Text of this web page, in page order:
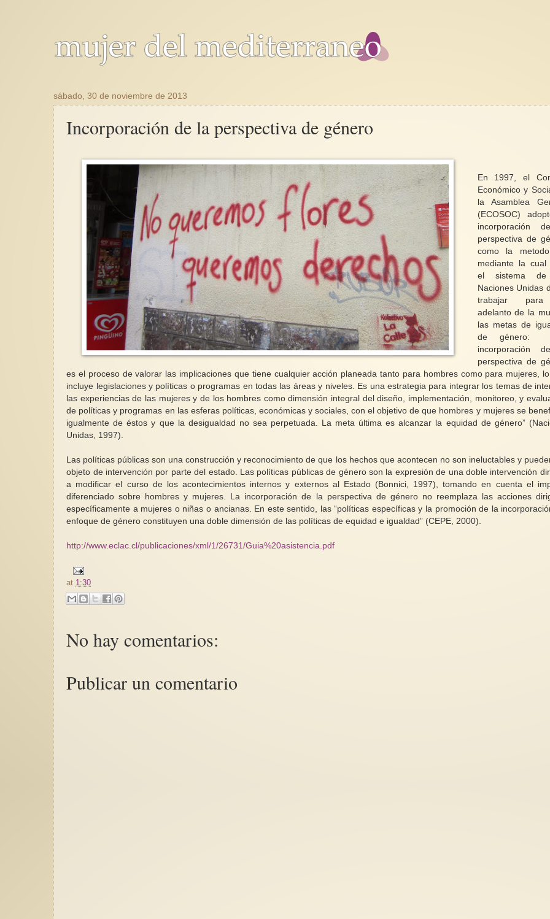
sábado, 30 de noviembre de 2013
Incorporación de la perspectiva de género
En 1997, el
Económico y
la Asamblea
(ECOSOC)
incorporación
perspectiva de
como la
mediante la cual
el sistema
Naciones Unidas
trabajar
adelanto de la
las metas de
de
incorporación
perspectiva de
es el proceso de valorar las implicaciones que tiene cualquier acción planeada tanto para hombres como para mujeres, lo
incluye legislaciones y políticas o programas en todas las áreas y niveles. Es una estrategia para integrar los temas de
las experiencias de las mujeres y de los hombres como dimensión integral del diseño, implementación, monitoreo, y
de políticas y programas en las esferas políticas, económicas y sociales, con el objetivo de que hombres y mujeres se
igualmente de éstos y que la desigualdad no sea perpetuada. La meta última es alcanzar la equidad de género”
Unidas, 1997).
Las políticas públicas son una construcción y reconocimiento de que los hechos que acontecen no son ineluctables y
objeto de intervención por parte del estado. Las políticas públicas de género son la expresión de una doble intervención
a modificar el curso de los acontecimientos internos y externos al Estado (Bonnici, 1997), tomando en cuenta el
diferenciado sobre hombres y mujeres. La incorporación de la perspectiva de género no reemplaza las acciones
específicamente a mujeres o niñas o ancianas. En este sentido, las “políticas específicas y la promoción de la
enfoque de género constituyen una doble dimensión de las políticas de equidad e igualdad” (CEPE, 2000).
http://www.eclac.cl/publicaciones/xml/1/26731/Guia%20asistencia.pdf
at 1:30
No hay comentarios:
Publicar un comentario
La Unión Social y
Mujeres fundada y
Emmeline